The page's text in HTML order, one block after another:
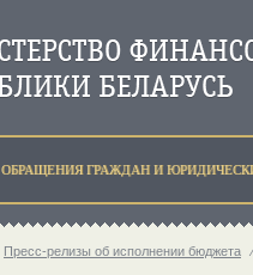
ОБРАЩЕНИЯ ГРАЖДАН И
Пресс-релизы об исполнении бюджета ⁄